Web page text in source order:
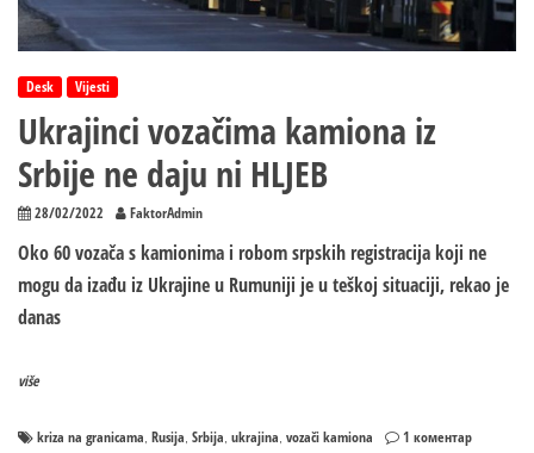
hrane
i
su
Desk Vijesti
Ukrajinci vozačima kamiona iz
Srbije ne daju ni HLJEB
28/02/2022 FaktorAdmin
Oko 60 vozača s kamionima i robom srpskih registracija koji ne
mogu da izađu iz Ukrajine u Rumuniji je u teškoj situaciji, rekao je
danas
više
kriza na granicama Rusija Srbija ukrajina vozači kamiona 1 коментарна